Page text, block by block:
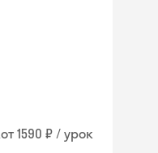
от 1590 ₽ / урок